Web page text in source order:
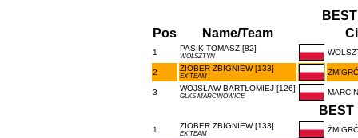
Pos
Name/Team
1 PASIK TOMASZ [82]
WOLSZTYN
2 ZIOBER ZBIGNIEW [133]
EX TEAM
3 WOJSŁAW BARTŁOMIEJ [126]
GLKS MARCINOWICE
BEST
1 ZIOBER ZBIGNIEW [133]
EX TEAM